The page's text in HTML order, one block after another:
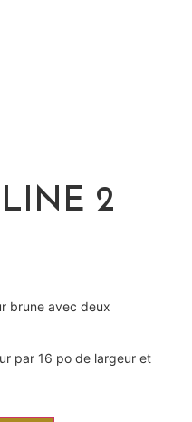
2
brune avec deux
par 16 po de largeur et